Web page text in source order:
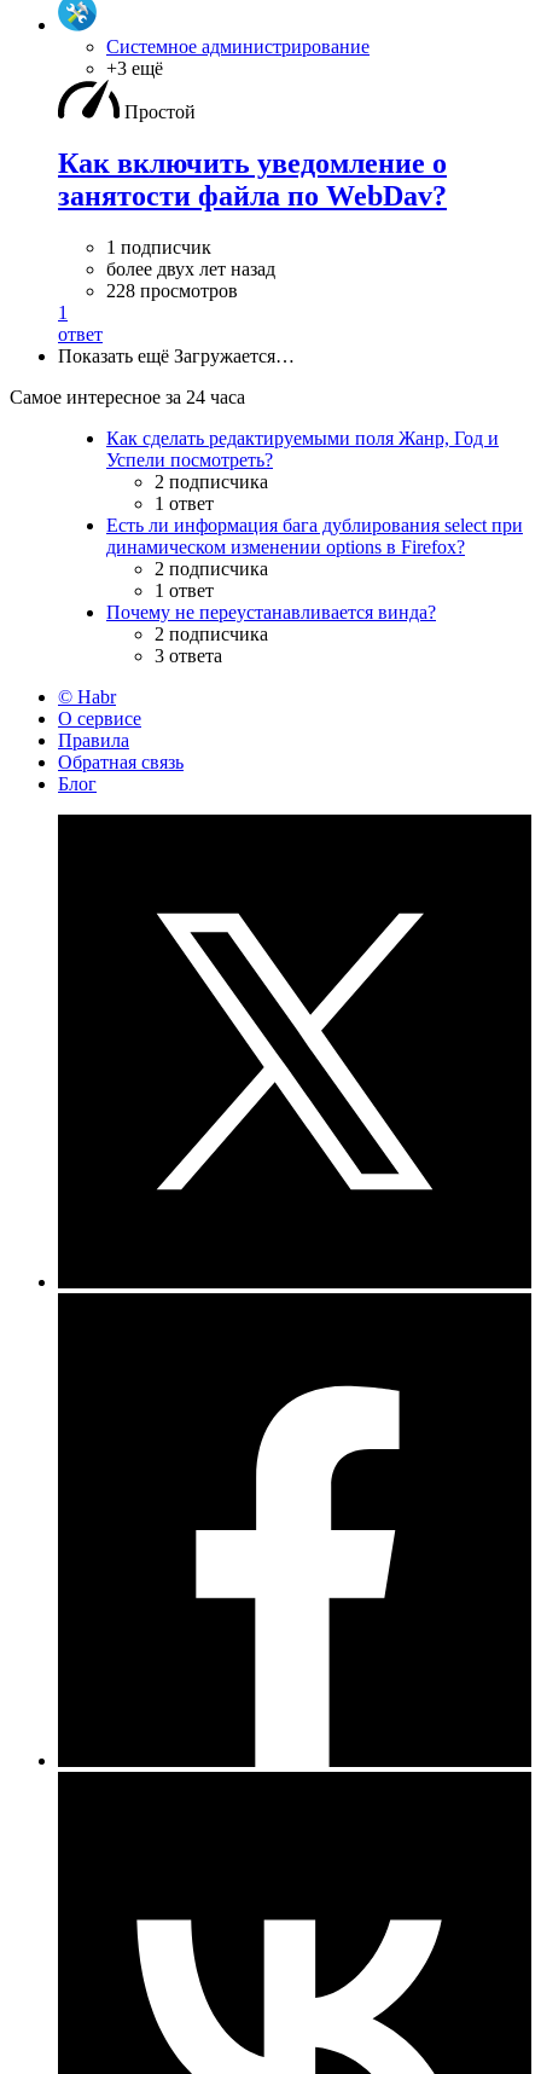
Системное администрирование
+3 ещё
Простой
Как включить уведомление о
занятости файла по WebDav?
1 подписчик
более двух лет назад
228 просмотров
1
ответ
Показать ещё Загружается…
Самое интересное за 24 часа
Как сделать редактируемыми поля Жанр, Год и
Успели посмотреть?
2 подписчика
1 ответ
Есть ли информация бага дублирования select при
динамическом изменении options в Firefox?
2 подписчика
1 ответ
Почему не переустанавливается винда?
2 подписчика
3 ответа
© Habr
О сервисе
Правила
Обратная связь
Блог